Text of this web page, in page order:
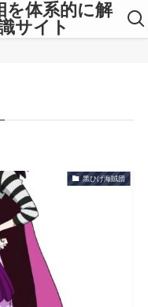
を体系的に解
サイト
黒ひげ海賊団